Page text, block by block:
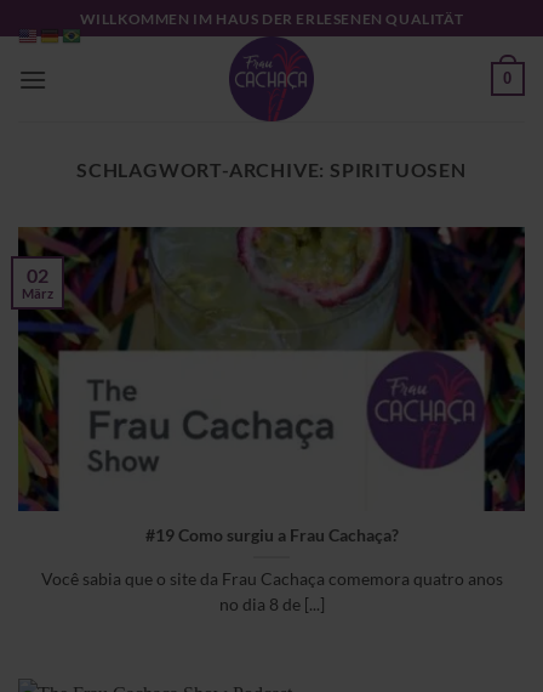
Inhalt
springen
WILLKOMMEN IM HAUS DER ERLESENEN QUALITÄT
0
SCHLAGWORT-ARCHIVE: SPIRITUOSEN
#19 Como surgiu a Frau Cachaça?
Você sabia que o site da Frau Cachaça comemora quatro anos
no dia 8 de [...]
02
März